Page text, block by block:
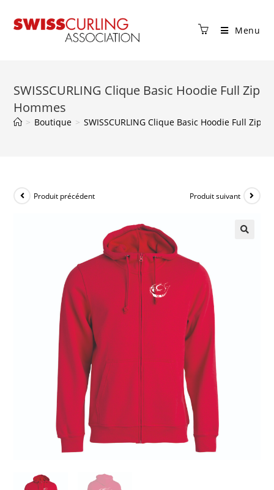
Menu
SWISSCURLING Clique Basic Hoodie Full Zip
Hommes
> Boutique > SWISSCURLING Clique Basic Hoodie Full Zip
Produit précédent Produit suivant